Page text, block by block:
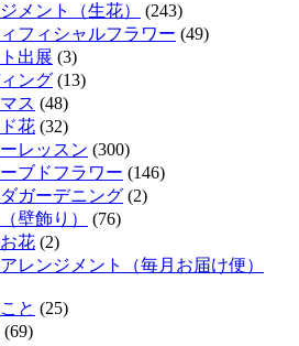
メント（生花）
(243)
フィシャルフラワー (49)
出展 (3)
ング (13)
ス (48)
花 (32)
レッスン (300)
ブドフラワー (146)
ガーデニング (2)
壁飾り）
(76)
花 (2)
レンジメント（毎月お届け便）
と (25)
(69)